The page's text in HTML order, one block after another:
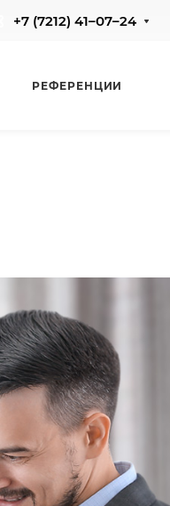
+7 (7212) 41–07–24
РЕФЕРЕНЦИИ